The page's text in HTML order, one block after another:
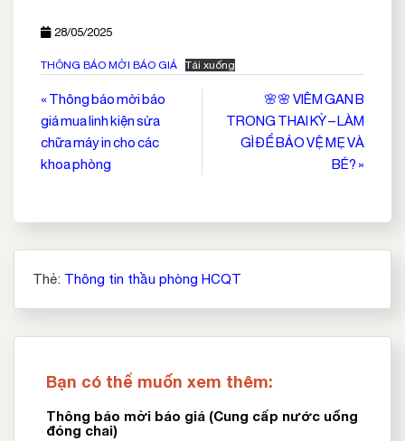
28/05/2025
THÔNG BÁO MỜI BÁO GIÁ Tải xuống
Điều
hướng
bài
« Thông báo mời báo
giá mua linh kiện sửa
chữa máy in cho các
khoa phòng
🌸🌸 VIÊM GAN B
TRONG THAI KỲ – LÀM
GÌ ĐỂ BẢO VỆ MẸ VÀ
BÉ? »
Thẻ: Thông tin thầu phòng HCQT
Bạn có thể muốn xem thêm:
Thông báo mời báo giá (Cung cấp nước uống
đóng chai)